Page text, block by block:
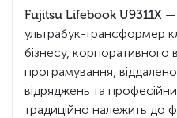
Fujitsu Lifebook U9311X —
ультрабук-трансформер
бізнесу, корпоративного
програмування,
відряджень та
традиційно належить до